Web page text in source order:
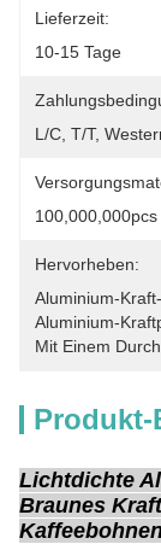
Lieferzeit:
10-15 Tage
L/C, T/T,
Hervorheben:
Aluminium-
Aluminium-
Mit Einem
Produkt-
Lichtdichte
Braunes